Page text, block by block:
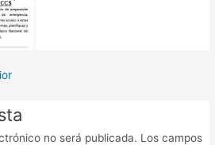
no será publicada. Los campos